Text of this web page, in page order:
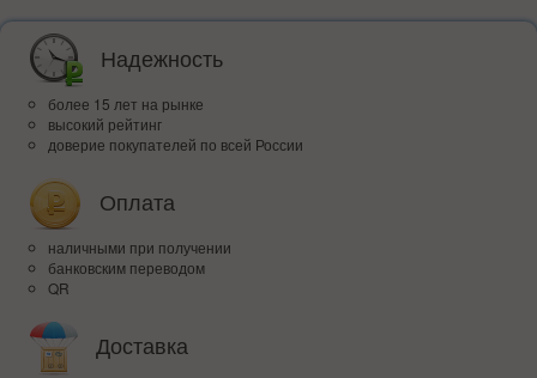
Надежность
более 15 лет на рынке
высокий рейтинг
доверие покупателей по всей России
Оплата
наличными при получении
банковским переводом
QR
Доставка